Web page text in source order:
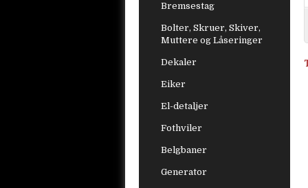
Bremsestag
Bolter, Skruer, Skiver,
Muttere og Låseringer
Dekaler
Eiker
El-detaljer
Fothviler
Belgbaner
Generator